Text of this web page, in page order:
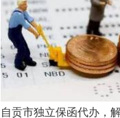
自贡市独立保函代办，